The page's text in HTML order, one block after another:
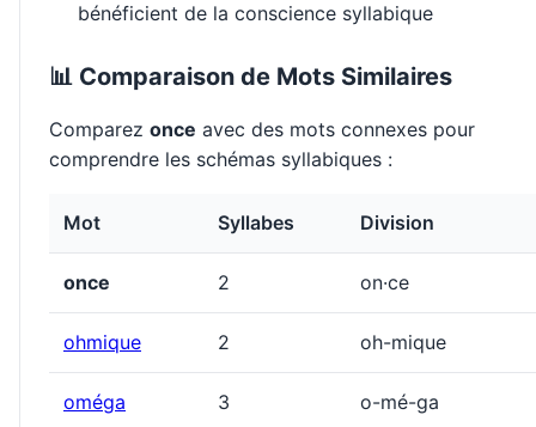
bénéficient de la conscience syllabique
📊 Comparaison de Mots Similaires
Comparez once avec des mots connexes pour
comprendre les schémas syllabiques :
Mot Syllabes Division
once 2 on·ce
ohmique 2 oh-mique
oméga 3 o-mé-ga